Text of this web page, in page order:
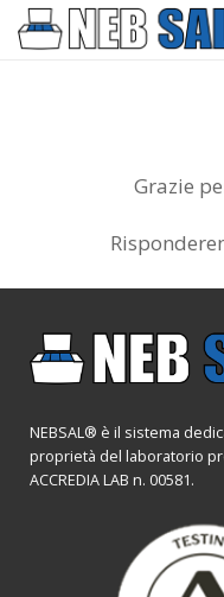
Laboratorio accreditato
Contatti
Grazie
NEBSAL® è il sistema
proprietà del laboratorio
ACCREDIA LAB n. 00581.